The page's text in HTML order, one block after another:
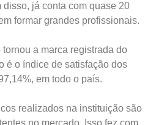
disso, já conta com quase 20
formar grandes profissionais.
a marca registrada do
é o índice de satisfação dos
em todo o país.
realizados na instituição são
no mercado. Isso fez com